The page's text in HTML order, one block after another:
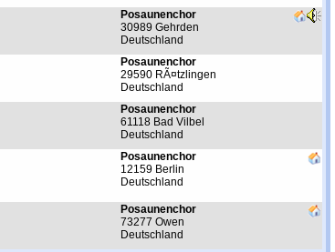
Posaunenchor
30989 Gehrden
Deutschland
Posaunenchor
29590 RÃ¤tzlingen
Deutschland
Posaunenchor
61118 Bad Vilbel
Deutschland
Posaunenchor
12159 Berlin
Deutschland
Posaunenchor
73277 Owen
Deutschland